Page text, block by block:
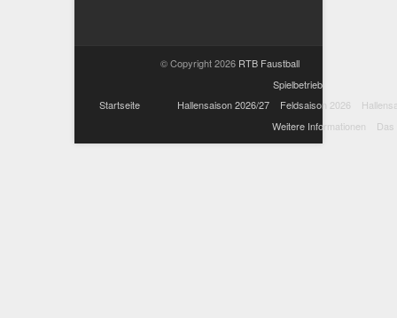
© Copyright 2026 RTB Faustball
Startseite
Spielbetrieb
Hallensaison 2026/27
Feldsaison 2026
Weitere Informationen
Das